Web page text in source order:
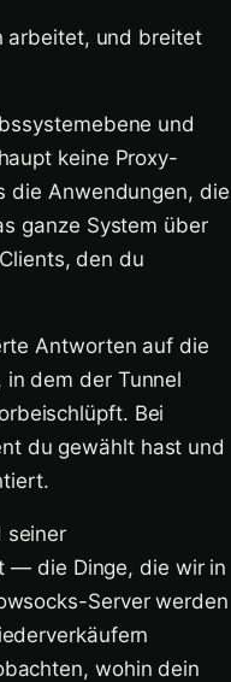
arbeitet, und breitet
und
keine Proxy-
die Anwendungen, die
ganze System über
den du
Antworten auf die
dem der Tunnel
Bei
du gewählt hast und
seiner
— die Dinge, die wir in
Server werden
wohin dein